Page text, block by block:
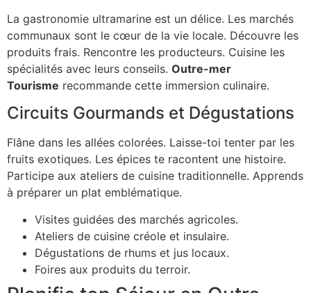
La gastronomie ultramarine est un délice. Les marchés
communaux sont le cœur de la vie locale. Découvre les
produits frais. Rencontre les producteurs. Cuisine les
spécialités avec leurs conseils. Outre-mer
Tourisme recommande cette immersion culinaire.
Circuits Gourmands et Dégustations
Flâne dans les allées colorées. Laisse-toi tenter par les
fruits exotiques. Les épices te racontent une histoire.
Participe aux ateliers de cuisine traditionnelle. Apprends
à préparer un plat emblématique.
Visites guidées des marchés agricoles.
Ateliers de cuisine créole et insulaire.
Dégustations de rhums et jus locaux.
Foires aux produits du terroir.